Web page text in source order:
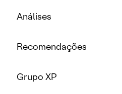
Análises
Recomendações
Grupo XP